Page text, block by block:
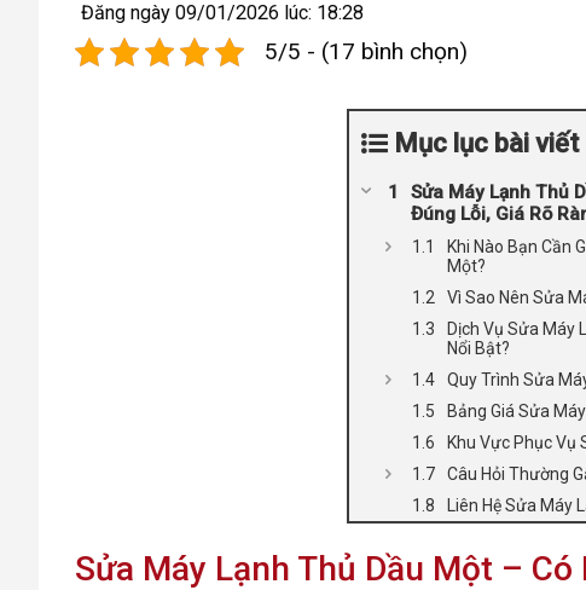
Đăng ngày 09/01/2026 lúc: 18:28
5/5 - (17 bình chọn)
Mục lục bài viết
Sửa Máy Lạnh Thủ
Đúng Lỗi, Giá Rõ
Khi Nào Bạn Cần
Một?
Vì Sao Nên Sửa
Dịch Vụ Sửa Máy
Nổi Bật?
Quy Trình Sửa
Bảng Giá Sửa
Khu Vực Phục Vụ
Câu Hỏi Thường
Liên Hệ Sửa Máy
Sửa Máy Lạnh Thủ Dầu Một –